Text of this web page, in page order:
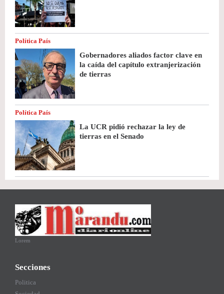
Política País
Gobernadores aliados factor clave en
la caída del capítulo extranjerización
de tierras
Política País
La UCR pidió rechazar la ley de
tierras en el Senado
Lorem
Secciones
Politica